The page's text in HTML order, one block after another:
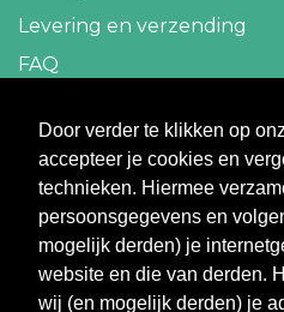
Door verder te klikken op
accepteer je cookies en
technieken. Hiermee
persoonsgegevens en
mogelijk derden) je
website en die van derden.
wij (en mogelijk derden) je
Levering en verzending
FAQ
Contact
info@travelbazaar.nl
Betaal veilig